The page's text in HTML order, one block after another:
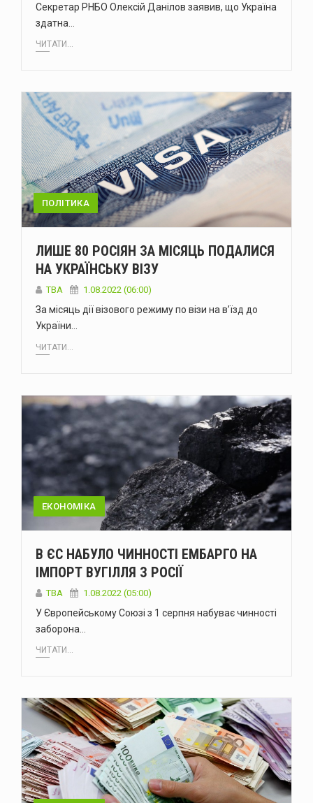
Секретар РНБО Олексій Данілов заявив, що Україна
здатна…
ЧИТАТИ...
ПОЛІТИКА
ЛИШЕ 80 РОСІЯН ЗА МІСЯЦЬ ПОДАЛИСЯ
НА УКРАЇНСЬКУ ВІЗУ
ТВА 1.08.2022 (06:00)
За місяць дії візового режиму по візи на в’їзд до
України…
ЧИТАТИ...
ЕКОНОМІКА
В ЄС НАБУЛО ЧИННОСТІ ЕМБАРГО НА
ІМПОРТ ВУГІЛЛЯ З РОСІЇ
ТВА 1.08.2022 (05:00)
У Європейському Союзі з 1 серпня набуває чинності
заборона…
ЧИТАТИ...